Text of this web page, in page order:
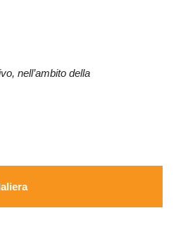
nell’ambito della